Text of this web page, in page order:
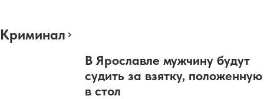
Криминал
В Ярославле мужчину будут
судить за взятку, положенную
в стол